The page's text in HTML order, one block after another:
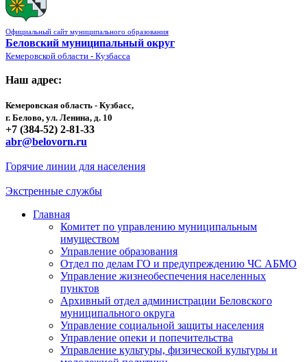
Официальный сайт муниципального образования
Беловский муниципальный округ
Кемеровской области - Кузбасса
Наш адрес:
Кемеровская область - Кузбасс,
г. Белово, ул. Ленина, д. 10
+7 (384-52) 2-81-33
abr@belovorn.ru
Горячие линии для населения
Экстренные службы
Главная
Комитет по управлению муниципальным
имуществом
Управление образования
Отдел по делам ГО и предупреждению ЧС АБМО
Управление жизнеобеспечения населенных
пунктов
Архивный отдел администрации Беловского
муниципального округа
Управление социальной защиты населения
Управление опеки и попечительства
Управление культуры, физической культуры и